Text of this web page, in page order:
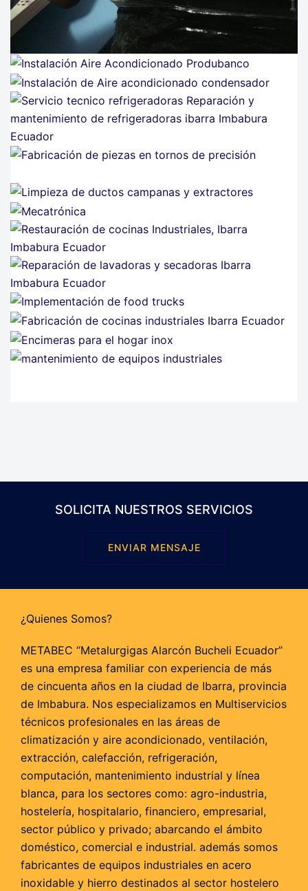
SOLICITA NUESTROS SERVICIOS
ENVIAR MENSAJE
¿Quienes Somos?
METABEC “Metalurgigas Alarcón Bucheli Ecuador”
es una empresa familiar con experiencia de más
de cincuenta años en la ciudad de Ibarra, provincia
de Imbabura. Nos especializamos en Multiservicios
técnicos profesionales en las áreas de
climatización y aire acondicionado, ventilación,
extracción, calefacción, refrigeración,
computación, mantenimiento industrial y línea
blanca, para los sectores como: agro-industria,
hostelería, hospitalario, financiero, empresarial,
sector público y privado; abarcando el ámbito
doméstico, comercial e industrial. además somos
fabricantes de equipos industriales en acero
inoxidable y hierro destinados al sector hostelero